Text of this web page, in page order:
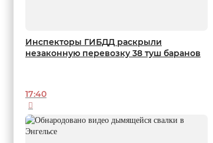
Инспекторы ГИБДД раскрыли
незаконную перевозку 38 туш баранов
17:40